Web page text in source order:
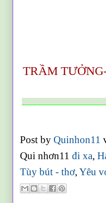
Chúc
Tràn đầy
TRẦM
Post byQuinhon11
Qui nhơn11đi xa,
Tùy bút - thơ,Yêu